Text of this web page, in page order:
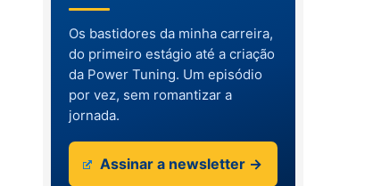
Os bastidores da minha carreira,
do primeiro estágio até a criação
da Power Tuning. Um episódio
por vez, sem romantizar a
jornada.
Assinar a newsletter →